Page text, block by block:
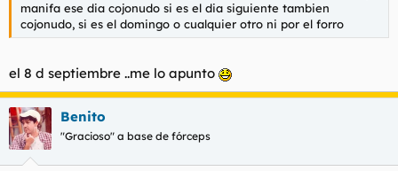
manifa ese dia cojonudo si es el dia siguiente tambien
cojonudo, si es el domingo o cualquier otro ni por el forro
el 8 d septiembre ..me lo apunto
Benito
"Gracioso" a base de fórceps